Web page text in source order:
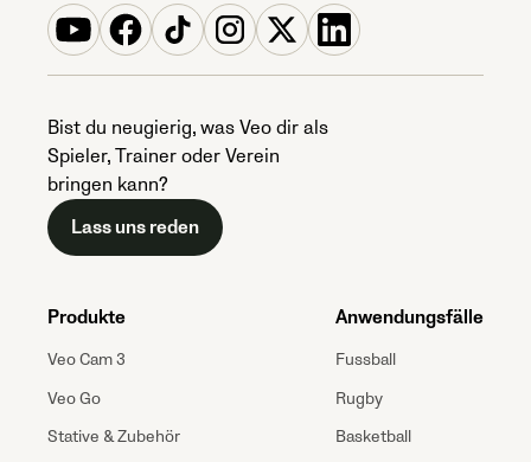
Bist du neugierig, was Veo dir als
Spieler, Trainer oder Verein
bringen kann?
Lass uns reden
Produkte
Veo Cam 3
Veo Go
Stative & Zubehör
Anwendungsfälle
Fussball
Rugby
Basketball